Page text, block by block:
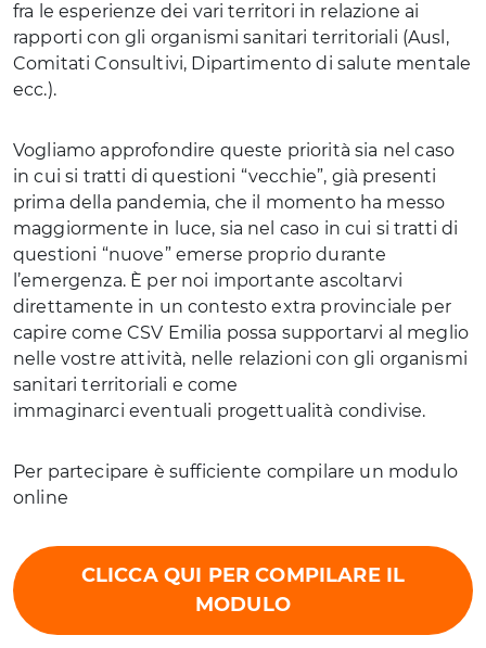
fra le esperienze dei vari territori in relazione ai
rapporti con gli organismi sanitari territoriali (Ausl,
Comitati Consultivi, Dipartimento di salute mentale
ecc.).
Vogliamo approfondire queste priorità sia nel caso
in cui si tratti di questioni “vecchie”, già presenti
prima della pandemia, che il momento ha messo
maggiormente in luce, sia nel caso in cui si tratti di
questioni “nuove” emerse proprio durante
l’emergenza. È per noi importante ascoltarvi
direttamente in un contesto extra provinciale per
capire come CSV Emilia possa supportarvi al meglio
nelle vostre attività, nelle relazioni con gli organismi
sanitari territoriali e come
immaginarci eventuali progettualità condivise.
Per partecipare è sufficiente compilare un modulo
online
CLICCA QUI PER COMPILARE IL
MODULO